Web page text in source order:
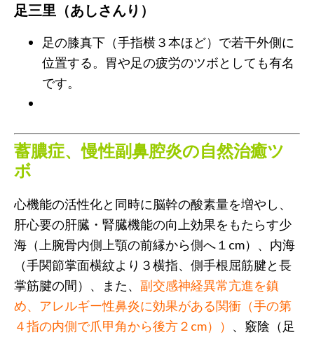
足三里（あしさんり）
足の膝真下（手指横３本ほど）で若干外側に
位置する。胃や足の疲労のツボとしても有名
です。
蓄膿症、慢性副鼻腔炎の自然治癒ツ
ボ
心機能の活性化と同時に脳幹の酸素量を増やし、
肝心要の肝臓・腎臓機能の向上効果をもたらす少
海（上腕骨内側上顎の前縁から側へ１cm）、内海
（手関節掌面横紋より３横指、側手根屈筋腱と長
掌筋腱の間）、また、 副交感神経異常亢進を鎮
め、アレルギー性鼻炎に効果がある関衝（手の第
４指の内側で爪甲角から後方２cm）） 、竅陰（足